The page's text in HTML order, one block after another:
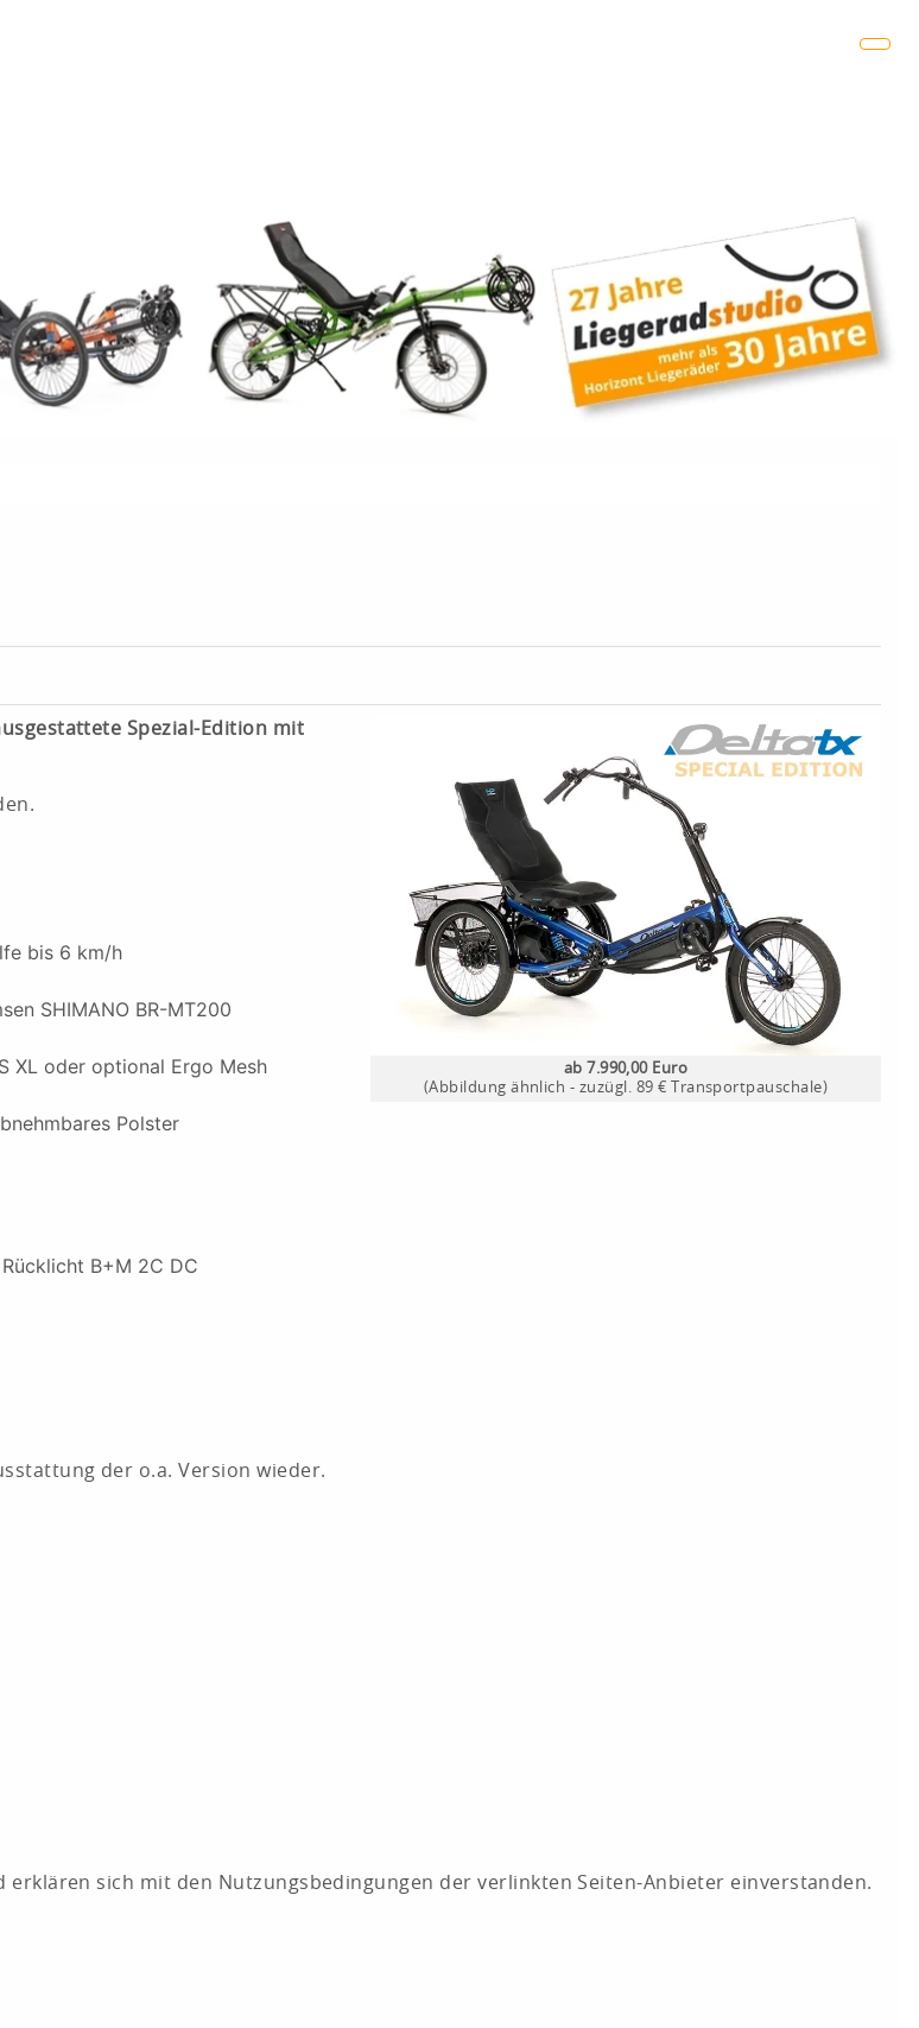
ab 7.990,00 Euro
(Abbildung ähnlich - zuzügl. 89 € Transportpauschale)
Spezial-Edition mit
bis 6 km/h
SHIMANO BR-MT200
XL oder optional Ergo Mesh
Polster
B+M 2C DC
der o.a. Version wieder.
erklären sich mit den Nutzungsbedingungen der verlinkten Seiten-Anbieter einverstanden.